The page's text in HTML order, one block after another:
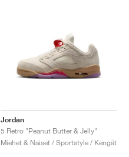
Jordan
5 Retro "Peanut Butter & Jelly"
Miehet & Naiset / Sportstyle / Kengät